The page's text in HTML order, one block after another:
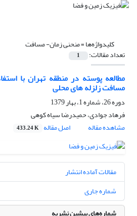
کلیدواژه‌ها =منحنی زمان- مسافت
تعداد مقالات: 1
مطالعه پوسته در منطقه تهران با
مسافت زلزله های محلی
دوره 26، شماره 1، بهار 1379
فرهاد جوادی، حمیدرضا سیاه کوهی
مشاهده مقاله
اصل مقاله 433.24 K
مقالات آماده انتشار
شماره جاری
شماره‌های پیشین نشریه